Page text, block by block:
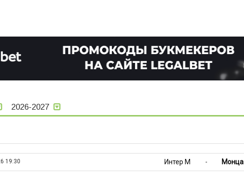
2026-2027
19:30 Интер М - Монца